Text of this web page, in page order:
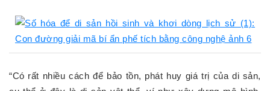
“Có rất nhiều cách để bảo tồn, phát huy giá trị của di sản,